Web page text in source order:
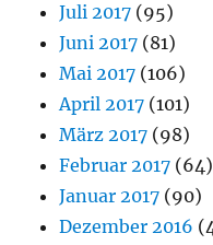
Juli 2017 (95)
Juni 2017 (81)
Mai 2017 (106)
April 2017 (101)
März 2017 (98)
Februar 2017 (64)
Januar 2017 (90)
Dezember 2016